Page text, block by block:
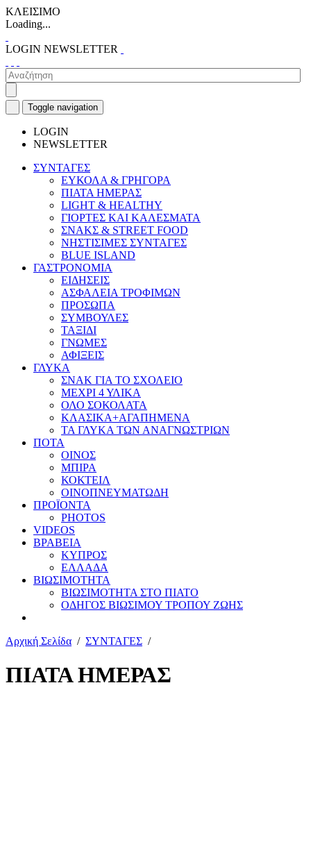
ΚΛΕΙΣΙΜΟ
Loading...
LOGIN NEWSLETTER
Toggle navigation
LOGIN
NEWSLETTER
ΣΥΝΤΑΓΕΣ
ΕΥΚΟΛΑ & ΓΡΗΓΟΡΑ
ΠΙΑΤΑ ΗΜΕΡΑΣ
LIGHT & HEALTHY
ΓΙΟΡΤΕΣ ΚΑΙ ΚΑΛΕΣΜΑΤΑ
ΣΝΑΚΣ & STREET FOOD
ΝΗΣΤΙΣΙΜΕΣ ΣΥΝΤΑΓΕΣ
BLUE ISLAND
ΓΑΣΤΡΟΝΟΜΙΑ
ΕΙΔΗΣΕΙΣ
ΑΣΦΑΛΕΙΑ ΤΡΟΦΙΜΩΝ
ΠΡΟΣΩΠΑ
ΣΥΜΒΟΥΛΕΣ
ΤΑΞΙΔΙ
ΓΝΩΜΕΣ
ΑΦΙΞΕΙΣ
ΓΛΥΚΑ
ΣΝΑΚ ΓΙΑ ΤΟ ΣΧΟΛΕΙΟ
ΜΕΧΡΙ 4 ΥΛΙΚΑ
ΟΛΟ ΣΟΚΟΛΑΤΑ
ΚΛΑΣΙΚΑ+ΑΓΑΠΗΜΕΝΑ
ΤΑ ΓΛΥΚΑ ΤΩΝ ΑΝΑΓΝΩΣΤΡΙΩΝ
ΠΟΤΑ
ΟΙΝΟΣ
ΜΠΙΡΑ
ΚΟΚΤΕΙΛ
ΟΙΝΟΠΝΕΥΜΑΤΩΔΗ
ΠΡΟΪΟΝΤΑ
PHOTOS
VIDEOS
ΒΡΑΒΕΙΑ
ΚΥΠΡΟΣ
ΕΛΛΑΔΑ
ΒΙΩΣΙΜΟΤΗΤΑ
ΒΙΩΣΙΜΟΤΗΤΑ ΣΤΟ ΠΙΑΤΟ
ΟΔΗΓΟΣ ΒΙΩΣΙΜΟΥ ΤΡΟΠΟΥ ΖΩΗΣ
Αρχική Σελίδα / ΣΥΝΤΑΓΕΣ /
ΠΙΑΤΑ ΗΜΕΡΑΣ